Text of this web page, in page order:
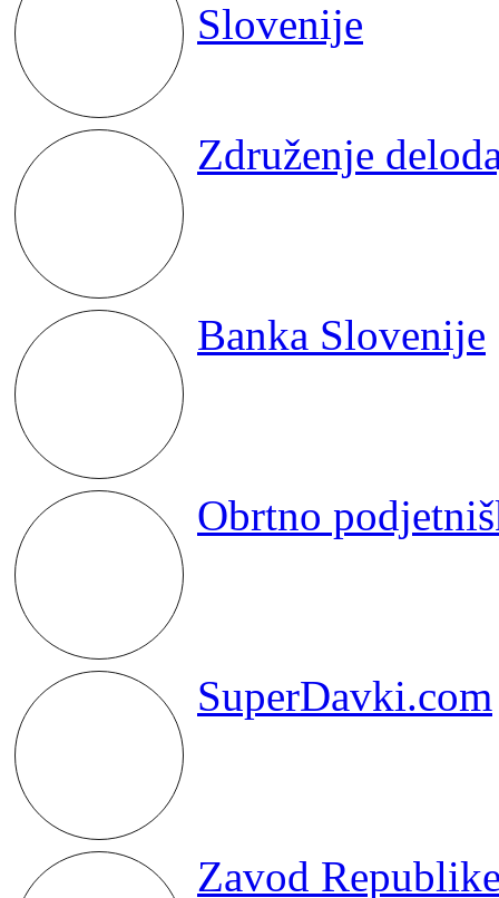
Slovenije
Združenje
Banka Slovenije
Obrtno
SuperDavki.com
Zavod